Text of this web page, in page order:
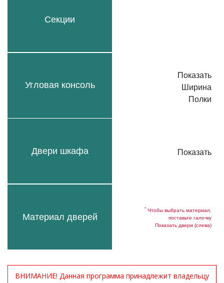
Секции
Угловая консоль
Двери шкафа
Материал дверей
Показать
Ширина
Полки
Показать
* Чтобы выбрать материал,
поставьте галочку
Показать двери (слева)
ВНИМАНИЕ! Данная программа принадлежит владельцу